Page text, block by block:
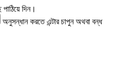
দিন।
অনুসন্ধান করতে এন্টার চাপুন অথবা বন্ধ